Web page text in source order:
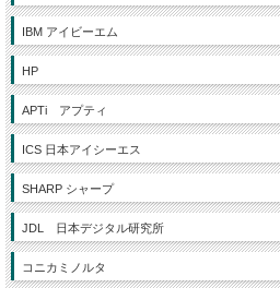
IBM アイビーエム
HP
APTi アプティ
ICS 日本アイシーエス
SHARP シャープ
JDL 日本デジタル研究所
コニカミノルタ